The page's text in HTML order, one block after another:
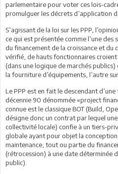
parlementaire pour voter ces lois-
promulguer les décrets d’application
S’agissant de la loi sur les PPP,
ce qui est présentée comme l’une des
du financement de la croissance et du
vérifié, de hauts fonctionnaires croient
(dans une logique de marchés
la fourniture d’équipements, l’autre
Le PPP est en fait le descendant
décennie 90 dénommée «project
connue est le classique BOT (Build,
désigne donc un contrat par lequel
collectivité locale) confie à un tiers-
globale ayant pour objet la
maintenance, tout ou partie du
(rétrocession) à une date déterminée
public).